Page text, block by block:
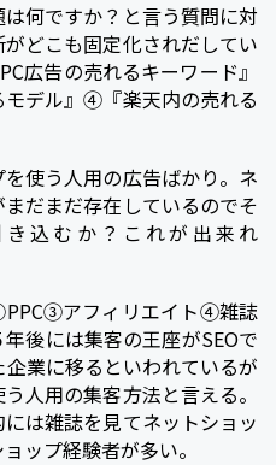
何ですか？と言う質問に対
どこも固定化されだしてい
広告の売れるキーワード』
デル』④『楽天内の売れる
使う人用の広告ばかり。ネ
だまだ存在しているのでそ
込むか？これが出来れ
アフィリエイト④雑誌
後には集客の王座がSEOで
業に移るといわれているが
人用の集客方法と言える。
は雑誌を見てネットショッ
ップ経験者が多い。